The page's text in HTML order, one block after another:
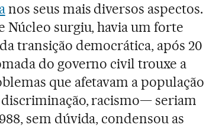
nos seus mais diversos aspectos.
Núcleo surgiu, havia um forte
transição democrática, após 20
do governo civil trouxe a
que afetavam a população
racismo— seriam
sem dúvida, condensou as